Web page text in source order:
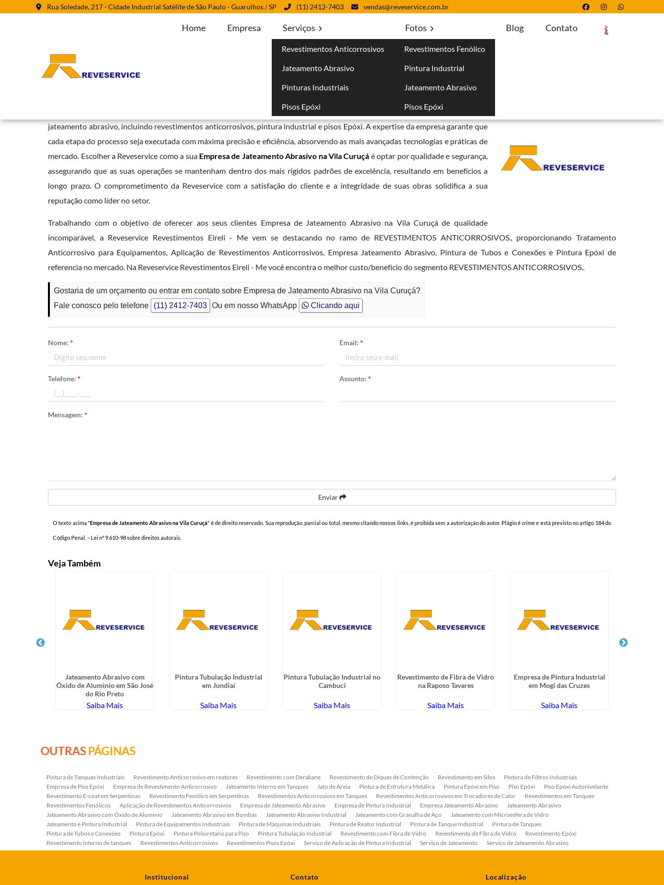
Rua Soledade, 217 - Cidade Industrial Satélite de São Paulo - Guarulhos / SP (11) 2412-7403 vendas@reveservice.com.br
Home Empresa Serviços
Revestimentos Anticorrosivos
Jateamento Abrasivo
Pinturas Industriais
Pisos Epóxi
Fotos
Revestimentos Fenólico
Pintura Industrial
Jateamento Abrasivo
Pisos Epóxi
Blog Contato
Empresa de Jateamento Abrasivo na Vila Curuçá Solicite um Orçamento
A Reveservice tem se destacado como referência nesse setor, oferecendo um portfólio completo de serviços que vão além do
jateamento abrasivo, incluindo revestimentos anticorrosivos, pintura industrial e pisos Epóxi. A expertise da empresa garante que
cada etapa do processo seja executada com máxima precisão e eficiência, absorvendo as mais avançadas tecnologias e práticas de
mercado. Escolher a Reveservice como a sua Empresa de Jateamento Abrasivo na Vila Curuçá é optar por qualidade e segurança,
assegurando que as suas operações se mantenham dentro dos mais rígidos padrões de excelência, resultando em benefícios a
longo prazo. O comprometimento da Reveservice com a satisfação do cliente e a integridade de suas obras solidifica a sua
reputação como líder no setor.
Trabalhando com o objetivo de oferecer aos seus clientes Empresa de Jateamento Abrasivo na Vila Curuçá de qualidade
incomparável, a Reveservice Revestimentos Eireli - Me vem se destacando no ramo de REVESTIMENTOS ANTICORROSIVOS., proporcionando Tratamento
Anticorrosivo para Equipamentos, Aplicação de Revestimentos Anticorrosivos, Empresa Jateamento Abrasivo, Pintura de Tubos e Conexões e Pintura Epóxi de
referencia no mercado. Na Reveservice Revestimentos Eireli - Me você encontra o melhor custo/benefício do segmento REVESTIMENTOS ANTICORROSIVOS..
Gostaria de um orçamento ou entrar em contato sobre Empresa de Jateamento Abrasivo na Vila Curuçá?
Fale conosco pelo telefone
(11) 2412-7403 Ou em nosso WhatsApp Clicando aqui
Nome:* Email: *
Telefone:* Assunto: *
Mensagem:*
Enviar
O texto acima "Empresa de Jateamento Abrasivo na Vila Curuçá" é de direito reservado. Sua reprodução, parcial ou total, mesmo citando nossos links, é proibida sem a autorização do autor. Plágio é crime e está previsto no artigo 184 do
Código Penal. – Lei n° 9.610-98 sobre direitos autorais
Veja Também
Jateamento Abrasivo com
Óxido de Aluminio em São José
do Rio Preto
Saiba Mais
Pintura Tubulação Industrial
em Jundiaí
Saiba Mais
Pintura Tubulação Industrial no
Cambuci
Saiba Mais
Revestimento de Fibra de Vidro
na Raposo Tavares
Saiba Mais
Empresa de Pintura Industrial
em Mogi das Cruzes
Saiba Mais
OUTRASPÁGINAS
Pintura de Tanques Industriais Revestimento Anticorrosivo em reatores Revestimento com Derakane Revestimento de Diques de Contenção Revestimento em Silos
Pintura de Filtros Industriais
Empresa de Piso Epóxi
Empresa de Revestimento Anticorrosivo Jateamento Interno em Tanques Jato de Areia Pintura de Estrutura Metálica Pintura Epóxi em Piso Piso Epóxi
Piso Epóxi Autonivelante
Revestimento E-coat em Serpentinas
Revestimento Fenólico em Serpentinas Revestimentos Anticorrosivos em Tanques Revestimentos Anticorrosivos em Trocadores de Calor
Revestimentos em Tanques
Revestimentos Fenólicos
Aplicação de Revestimentos Anticorrosivos Empresa de Jateamento Abrasivo Empresa de Pintura Industrial Empresa Jateamento Abrasivo
Jateamento Abrasivo
Jateamento Abrasivo com Óxido de Aluminio
Jateamento Abrasivo em Bombas Jateamento Abrasivo Industrial Jateamento com Granalha de Aço
Jateamento com Microesfera de Vidro
Jateamento e Pintura Industrial
Pintura de Equipamentos Industriais Pintura de Máquinas Industriais Pintura de Reator Industrial Pintura de Tanque Industrial
Pintura de Tanques
Pintura de Tubos e Conexões
Pintura Epóxi Pintura Poliuretano para Piso Pintura Tubulação Industrial Revestimento com Fibra de Vidro Revestimento de Fibra de Vidro
Revestimento Epóxi
Revestimento interno de tanques
Revestimentos Anticorrosivos Revestimentos Pisos Epóxi Serviço de Aplicação de Pintura Industrial Serviço de Jateamento
Serviço de Jateamento Abrasivo
Serviço de Jateamento e Pintura
Serviço de Jateamento em Bombas Serviço de Pintura de Bombas Industriais Serviço de Pintura de Tanque Industrial
Serviço de Pintura de Válvulas
Institucional Contato Localização